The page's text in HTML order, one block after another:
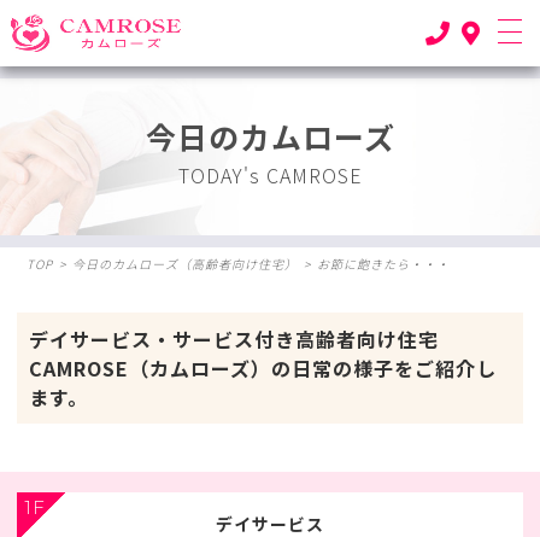
今日のカムローズ
TODAY's CAMROSE
TOP > 今日のカムローズ（高齢者向け住宅） > お節に飽きたら・・・
デイサービス・サービス付き高齢者向け住宅
CAMROSE（カムローズ）の日常の様子をご紹介し
ます。
1F
デイサービス